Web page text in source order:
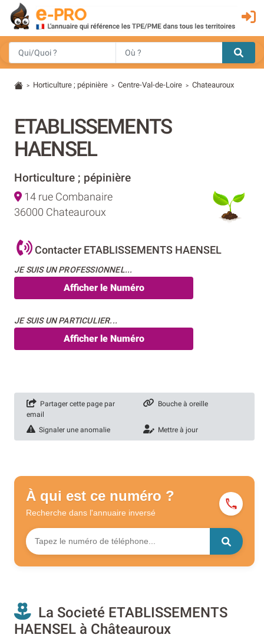
> Horticulture ; pépinière > Centre-Val-de-Loire > Chateauroux
ETABLISSEMENTS
HAENSEL
Horticulture ; pépinière
14 rue Combanaire
36000 Chateauroux
Contacter ETABLISSEMENTS HAENSEL
JE SUIS UN PROFESSIONNEL...
Afficher le Numéro
JE SUIS UN PARTICULIER...
Afficher le Numéro
Partager cette page par
email
Bouche à oreille
Signaler une anomalie Mettre à jour
À qui est ce numéro ?
Recherche dans l'annuaire inversé
La Societé ETABLISSEMENTS
HAENSEL à Châteauroux